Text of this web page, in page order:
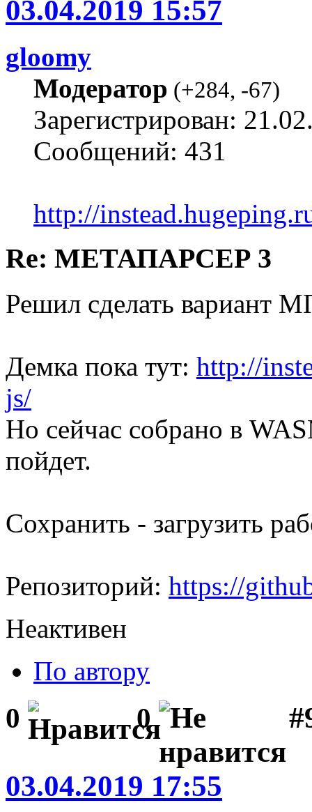
03.04.2019 15:57
gloomy
Модератор (+284, -67)
Зарегистрирован:
Сообщений: 431
http://
Re: МЕТАПАРСЕР 3
Решил сделать вариант
Демка пока тут: http://
js/
Но сейчас собрано в
пойдет.
Сохранить - загрузить
Репозиторий: https://
Неактивен
По автору
0 0
03.04.2019 17:55